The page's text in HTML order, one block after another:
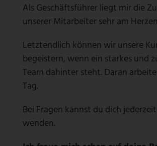
Als Geschäftsführer liegt mir die
unserer Mitarbeiter sehr am
Letztendlich können wir unsere
begeistern, wenn ein starkes und
Team dahinter steht. Daran
Tag.
Bei Fragen kannst du dich
wenden.